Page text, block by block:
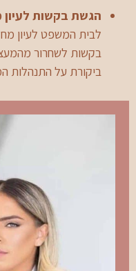
הגשת בקשות
לבית המשפט לעיון
בקשות לשחרור
ביקורת על התנהלות